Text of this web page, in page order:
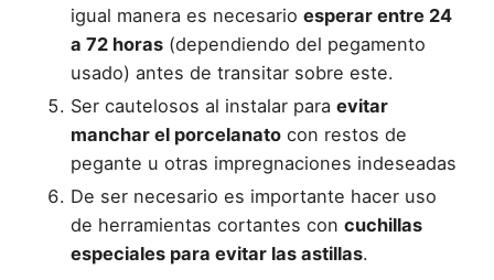
igual manera es necesario esperar entre 24
a 72 horas (dependiendo del pegamento
usado) antes de transitar sobre este.
Ser cautelosos al instalar para evitar
manchar el porcelanato con restos de
pegante u otras impregnaciones indeseadas
De ser necesario es importante hacer uso
de herramientas cortantes con cuchillas
especiales para evitar las astillas.